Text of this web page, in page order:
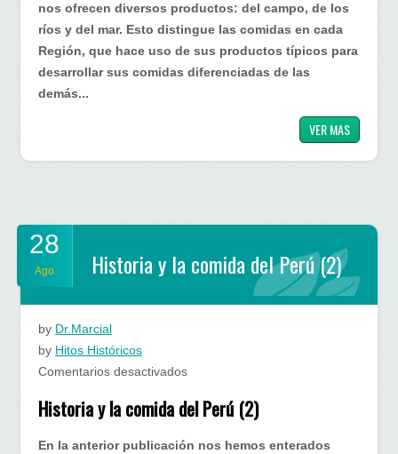
nos ofrecen diversos productos: del campo, de los
ríos y del mar. Esto distingue las comidas en cada
Región, que hace uso de sus productos típicos para
desarrollar sus comidas diferenciadas de las
demás...
VER MAS
28
Ago Historia y la comida del Perú (2)
by Dr.Marcial
by Hitos Históricos
Comentarios desactivadosen
y
Historia y la comida del Perú (2)
En la anterior publicación nos hemos enterados